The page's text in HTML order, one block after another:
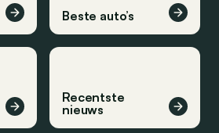
Beste auto’s
Recentste
nieuws